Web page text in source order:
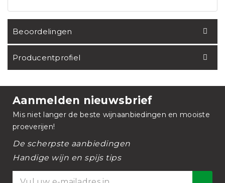
Beoordelingen
Producentprofiel
Aanmelden nieuwsbrief
Mis niet langer de beste wijnaanbiedingen en mooiste
proeverijen!
De scherpste aanbiedingen
Handige wijn en spijs tips